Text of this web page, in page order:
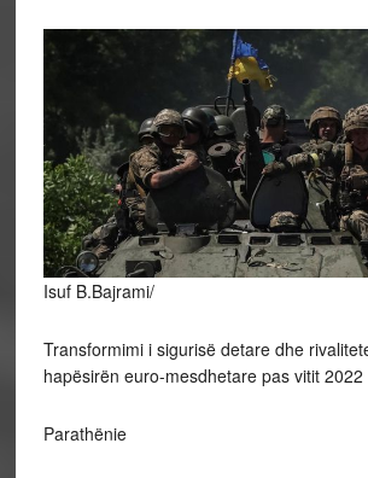
Isuf B.Bajrami/
Transformimi i sigurisë detare dhe
hapësirën euro-mesdhetare pas vitit 2022
Parathënie